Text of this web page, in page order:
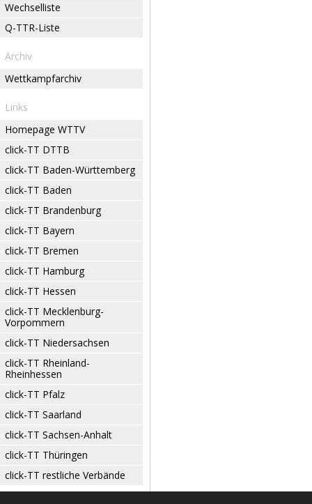
Wechselliste
Q-TTR-Liste
Archiv
Wettkampfarchiv
Links
Homepage WTTV
click-TT DTTB
click-TT Baden-Württemberg
click-TT Baden
click-TT Brandenburg
click-TT Bayern
click-TT Bremen
click-TT Hamburg
click-TT Hessen
click-TT Mecklenburg-
Vorpommern
click-TT Niedersachsen
click-TT Rheinland-
Rheinhessen
click-TT Pfalz
click-TT Saarland
click-TT Sachsen-Anhalt
click-TT Thüringen
click-TT restliche Verbände